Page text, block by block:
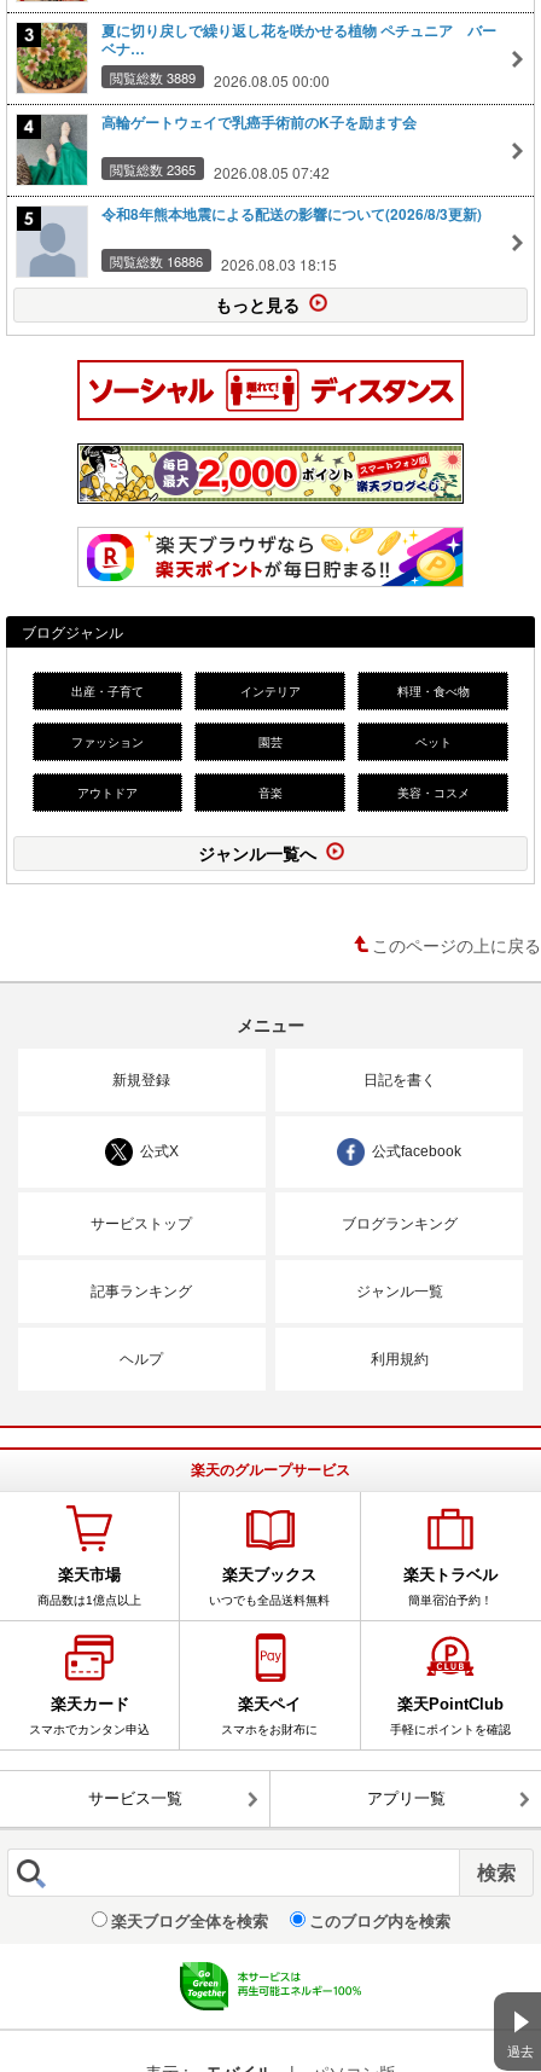
過去
夏に切り戻しで繰り返し花を咲かせる植物 ペチュニア バー
ベナ…
閲覧総数 3889 2026.08.05 00:00
高輪ゲートウェイで乳癌手術前のK子を励ます会
閲覧総数 2365 2026.08.05 07:42
令和8年熊本地震による配送の影響について(2026/8/3更新)
閲覧総数 16886 2026.08.03 18:15
もっと見る
ブログジャンル
出産・子育て インテリア 料理・食べ物
ファッション 園芸 ペット
アウトドア 音楽 美容・コスメ
ジャンル一覧へ
このページの上に戻る
メニュー
新規登録 日記を書く
公式X 公式facebook
サービストップ ブログランキング
記事ランキング ジャンル一覧
ヘルプ 利用規約
楽天のグループサービス
楽天市場
商品数は1億点以上
楽天ブックス
いつでも全品送料無料
楽天トラベル
簡単宿泊予約！
楽天カード
スマホでカンタン申込
楽天ペイ
スマホをお財布に
楽天PointClub
手軽にポイントを確認
サービス一覧 アプリ一覧
楽天ブログ全体を検索 このブログ内を検索